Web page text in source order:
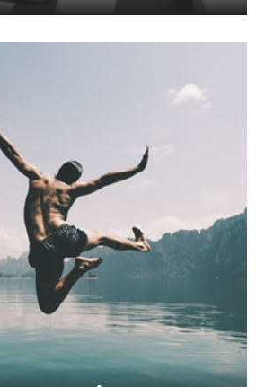
Hiruška operacija gornjih i donjih kapaka
- Blefaroplastika
Kako da bude odabrana najbolja radio
antena danas?
Kako da preživite ponedeljak?